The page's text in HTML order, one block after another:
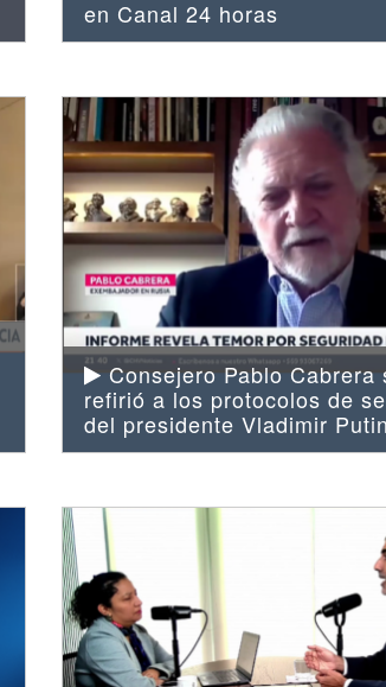
en Canal 24 horas
Consejero Pablo Cabrera
refirió a los protocolos de
del presidente Vladimir